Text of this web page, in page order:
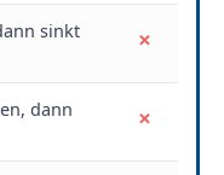
sinkt
×
dann
×